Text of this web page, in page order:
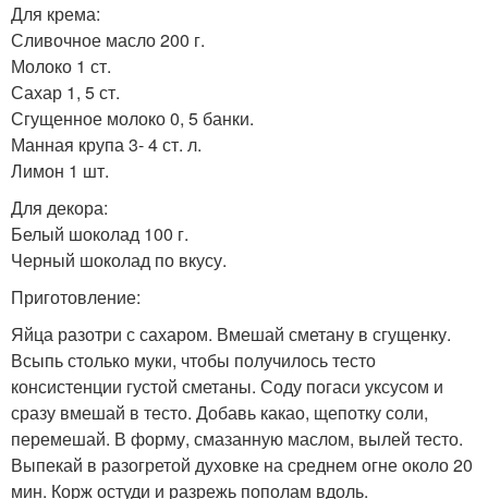
Для крема:
Сливочное масло 200 г.
Молоко 1 ст.
Сахар 1, 5 ст.
Сгущенное молоко 0, 5 банки.
Манная крупа 3- 4 ст. л.
Лимон 1 шт.
Для декора:
Белый шоколад 100 г.
Черный шоколад по вкусу.
Приготовление:
Яйца разотри с сахаром. Вмешай сметану в сгущенку.
Всыпь столько муки, чтобы получилось тесто
консистенции густой сметаны. Соду погаси уксусом и
сразу вмешай в тесто. Добавь какао, щепотку соли,
перемешай. В форму, смазанную маслом, вылей тесто.
Выпекай в разогретой духовке на среднем огне около 20
мин. Корж остуди и разрежь пополам вдоль.